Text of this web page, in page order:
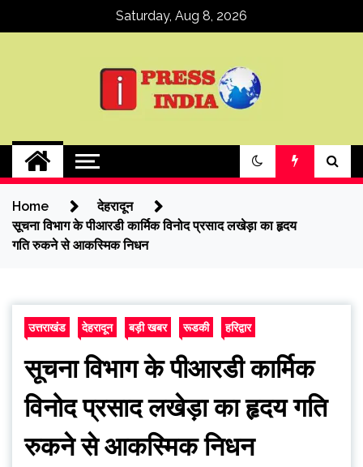
Saturday, Aug 8, 2026
ipressindia
Home
देहरादून
सूचना विभाग के पीआरडी कार्मिक विनोद प्रसाद लखेड़ा का हृदय
गति रुकने से आकस्मिक निधन
उत्तराखंड देहरादून बड़ी खबर रूडकी हरिद्वार
सूचना विभाग के पीआरडी कार्मिक
विनोद प्रसाद लखेड़ा का हृदय गति
रुकने से आकस्मिक निधन